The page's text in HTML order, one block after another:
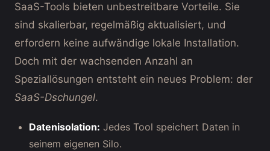
SaaS-Tools bieten unbestreitbare Vorteile. Sie
sind skalierbar, regelmäßig aktualisiert, und
erfordern keine aufwändige lokale Installation.
Doch mit der wachsenden Anzahl an
Speziallösungen entsteht ein neues Problem: der
SaaS-Dschungel.
Datenisolation: Jedes Tool speichert Daten in
seinem eigenen Silo.